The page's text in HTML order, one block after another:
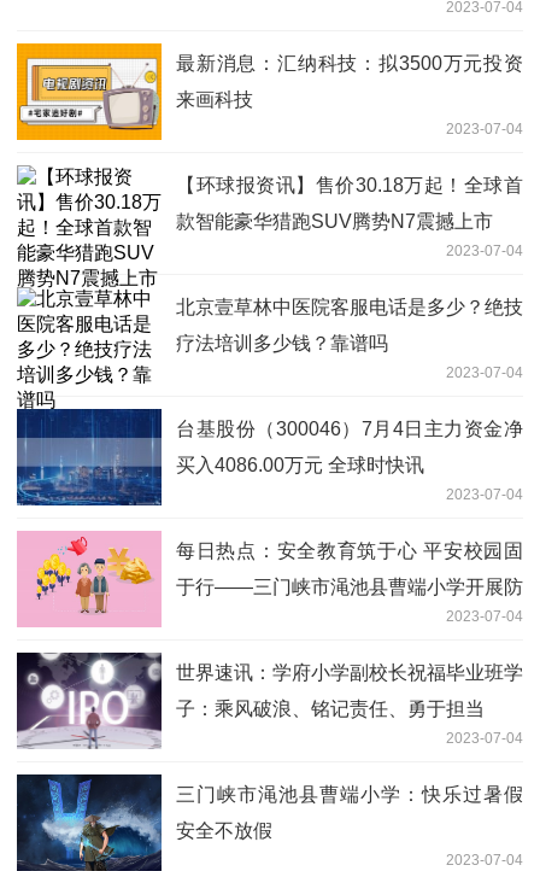
2023-07-04
最新消息：汇纳科技：拟3500万元投资
来画科技
2023-07-04
【环球报资讯】售价30.18万起！全球首
款智能豪华猎跑SUV腾势N7震撼上市
2023-07-04
北京壹草林中医院客服电话是多少？绝技
疗法培训多少钱？靠谱吗
2023-07-04
台基股份（300046）7月4日主力资金净
买入4086.00万元 全球时快讯
2023-07-04
每日热点：安全教育筑于心 平安校园固
于行——三门峡市渑池县曹端小学开展防
2023-07-04
世界速讯：学府小学副校长祝福毕业班学
子：乘风破浪、铭记责任、勇于担当
2023-07-04
三门峡市渑池县曹端小学：快乐过暑假
安全不放假
2023-07-04